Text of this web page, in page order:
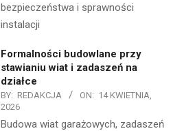
bezpieczeństwa i sprawności
instalacji
Formalności budowlane przy
stawianiu wiat i zadaszeń na
działce
BY: REDAKCJA ON: 14 KWIETNIA,
2026
Budowa wiat garażowych, zadaszeń